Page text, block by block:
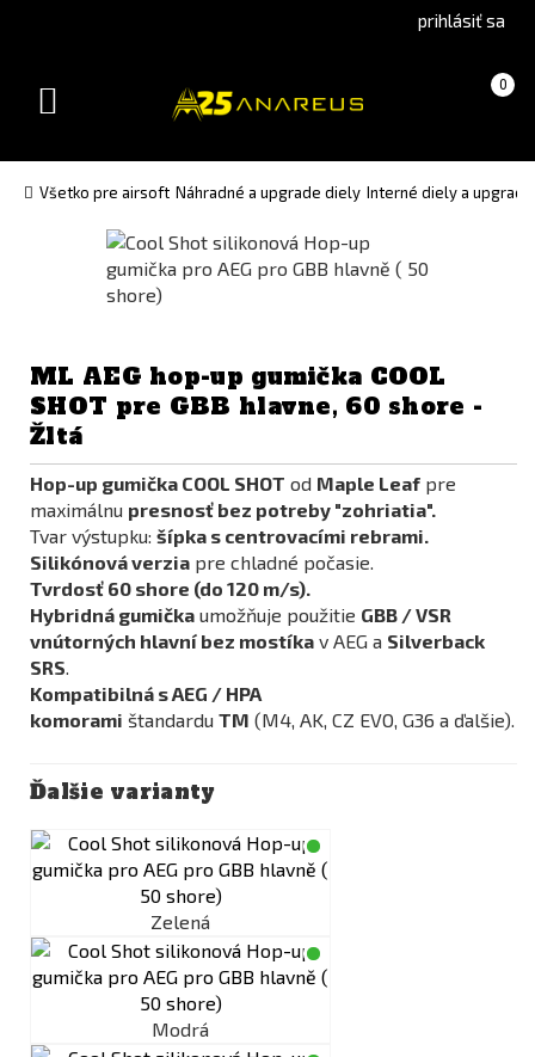
(Czech)version
prihlásiť sa
Košík 0
(prázdny)
Toggle
Všetko pre airsoft Náhradné a upgrade diely Interné diely a upgrade
ML AEG hop-up gumička COOL
SHOT pre GBB hlavne, 60 shore -
Žltá
Hop-up gumička COOL SHOT od Maple Leaf pre
maximálnu presnosť bez potreby "zohriatia".
Tvar výstupku: šípka s centrovacími rebrami.
Silikónová verzia pre chladné počasie.
Tvrdosť 60 shore (do 120 m/s).
Hybridná gumička umožňuje použitie GBB / VSR
vnútorných hlavní bez mostíka v AEG a Silverback
SRS.
Kompatibilná s AEG / HPA
komorami štandardu TM (M4, AK, CZ EVO, G36 a ďalšie).
Ďalšie varianty
Zelená
Modrá